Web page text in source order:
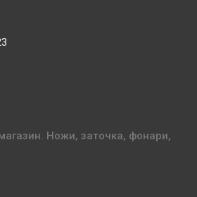
Ножи, заточка, фонари,